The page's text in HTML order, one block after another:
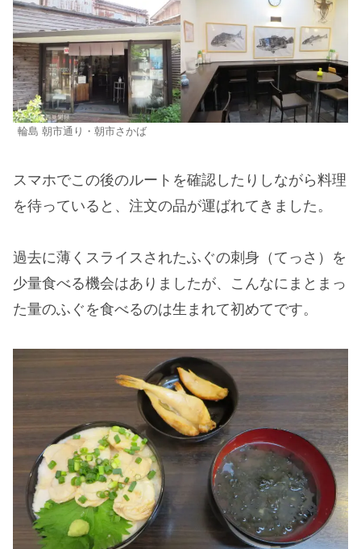
輪島 朝市通り・朝市さかば
スマホでこの後のルートを確認したりしながら料理
を待っていると、注文の品が運ばれてきました。
過去に薄くスライスされたふぐの刺身（てっさ）を
少量食べる機会はありましたが、こんなにまとまっ
た量のふぐを食べるのは生まれて初めてです。